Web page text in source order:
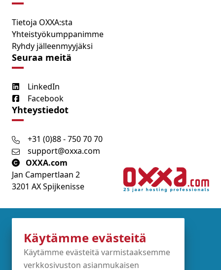
Käytämme evästeitä
Käytämme evästeitä varmistaaksemme
verkkosivuston asianmukaisen
Tietoja OXXA:sta
Yhteistyökumppanimme
Ryhdy jälleenmyyjäksi
Seuraa meitä
LinkedIn
Facebook
Yhteystiedot
+31 (0)88 - 750 70 70
support@oxxa.com
OXXA.com
Jan Campertlaan 2
3201 AX Spijkenisse